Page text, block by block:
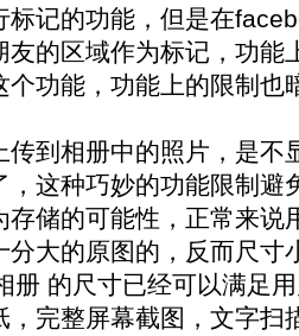
标记的功能，但是在
友的区域作为标记，功能
个功能，功能上的限制也
上传到相册中的照片，是
，这种巧妙的功能限制避
存储的可能性，正常来说
分大的原图的，反而尺寸
册 的尺寸已经可以满足
，完整屏幕截图，文字扫